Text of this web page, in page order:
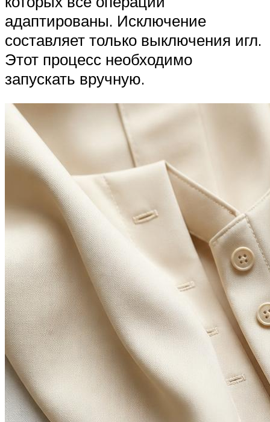
адаптированы. Исключение
составляет только выключения игл.
Этот процесс необходимо
запускать вручную.